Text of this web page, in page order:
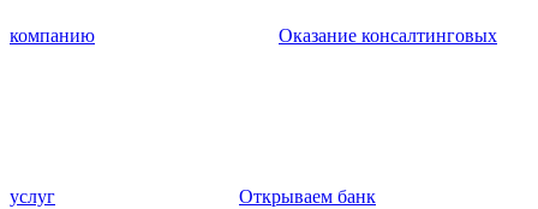
компанию Оказание консалтинговых
услуг Открываем банк